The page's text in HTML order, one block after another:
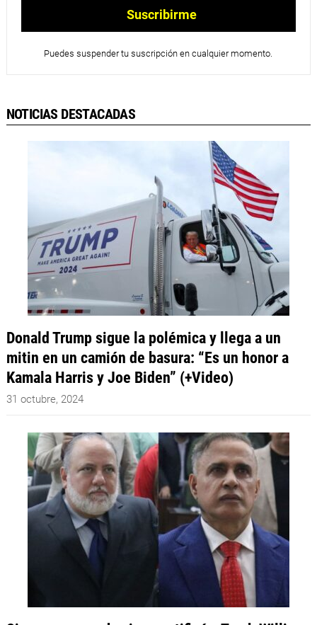
Puedes suspender tu suscripción en cualquier momento.
NOTICIAS DESTACADAS
Donald Trump sigue la polémica y llega a un
mitin en un camión de basura: “Es un honor a
Kamala Harris y Joe Biden” (+Video)
31 octubre, 2024